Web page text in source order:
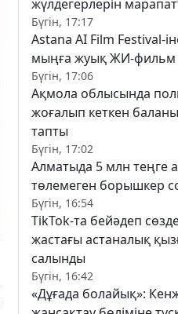
жүлдегерлерін
Бүгін, 17:17
Astana AI Film Festival-
мыңға жуық ЖИ-фильм
Бүгін, 17:06
Ақмола облысында
жоғалып кеткен баланы
тапты
Бүгін, 17:02
Алматыда 5 млн теңге
төлемеген борышкер
Бүгін, 16:54
TikTok-та бейәдеп
жастағы астаналық
салынды
Бүгін, 16:42
«Дұғада болайық»: